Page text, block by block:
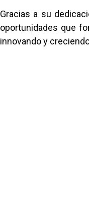
Gracias a su
oportunidades que
innovando y